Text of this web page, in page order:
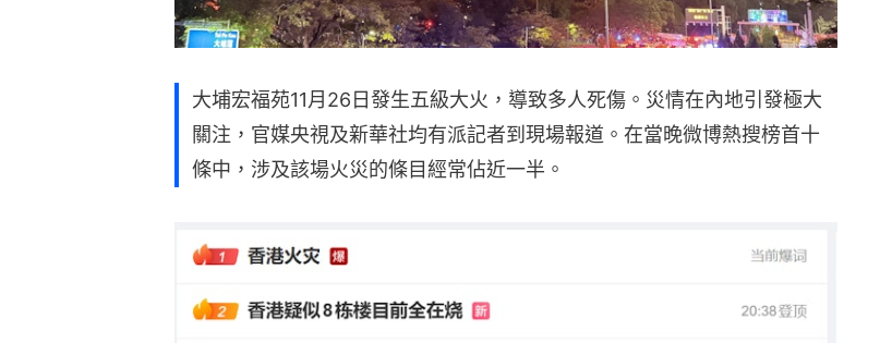
大埔宏福苑11月26日發生五級大火，導致多人死傷。災情在內地引發極大
關注，官媒央視及新華社均有派記者到現場報道。在當晚微博熱搜榜首十
條中，涉及該場火災的條目經常佔近一半。